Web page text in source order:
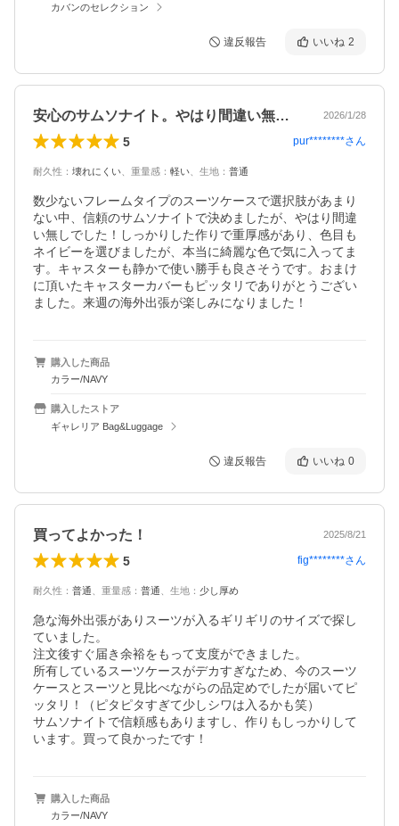
カバンのセレクション
違反報告 いいね 2
安心のサムソナイト。やはり間違い無し！ 2026/1/28
5 pur********さん
耐久性 ： 壊れにくい 重量感 ： 軽い 生地 ： 普通
数少ないフレームタイプのスーツケースで選択肢があまり
ない中、信頼のサムソナイトで決めましたが、やはり間違
い無しでした！しっかりした作りで重厚感があり、色目も
ネイビーを選びましたが、本当に綺麗な色で気に入ってま
す。キャスターも静かで使い勝手も良さそうです。おまけ
に頂いたキャスターカバーもピッタリでありがとうござい
ました。来週の海外出張が楽しみになりました！
購入した商品
カラー/NAVY
購入したストア
ギャレリア Bag&Luggage
違反報告 いいね 0
買ってよかった！ 2025/8/21
5 fig********さん
耐久性 ： 普通 重量感 ： 普通 生地 ： 少し厚め
急な海外出張がありスーツが入るギリギリのサイズで探し
ていました。
注文後すぐ届き余裕をもって支度ができました。
所有しているスーツケースがデカすぎなため、今のスーツ
ケースとスーツと見比べながらの品定めでしたが届いてピ
ッタリ！（ピタピタすぎて少しシワは入るかも笑）
サムソナイトで信頼感もありますし、作りもしっかりして
います。買って良かったです！
購入した商品
カラー/NAVY